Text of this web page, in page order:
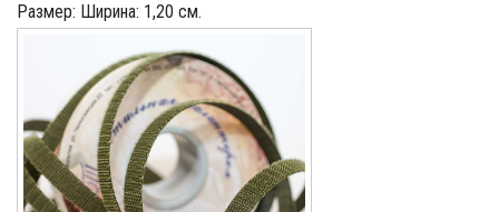
Размер: Ширина: 1,20 см.